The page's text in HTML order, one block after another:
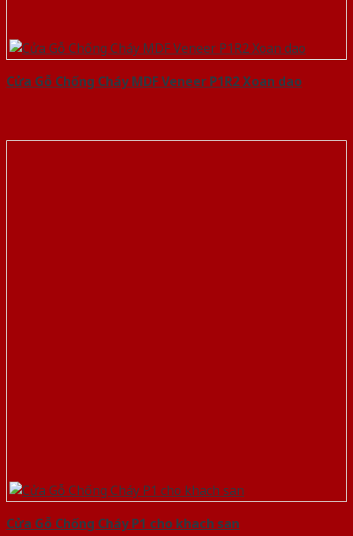
Cửa Gỗ Chống Cháy MDF Veneer P1R2 Xoan dao
Cửa Gỗ Chống Cháy P1 cho khach san